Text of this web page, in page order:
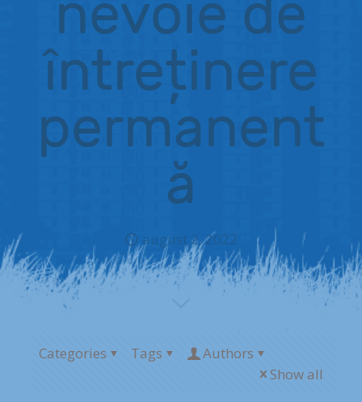
nevoie de
întreținere
permanent
ă
august 2, 2022
Categories Tags
Authors
Show all